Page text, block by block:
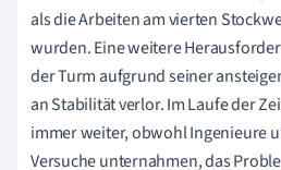
als die Arbeiten am vierten
wurden. Eine weitere
der Turm aufgrund seiner
an Stabilität verlor. Im Laufe der
immer weiter, obwohl Ingenieure
Versuche unternahmen, das